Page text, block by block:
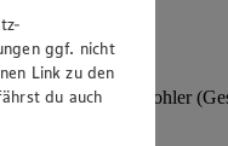
Stephan Wohler
ggf. nicht
Link zu den
du auch